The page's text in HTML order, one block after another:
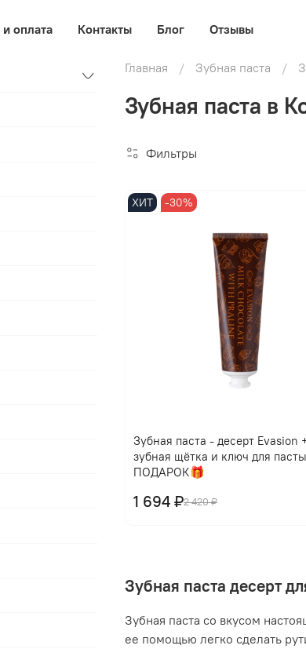
оплата Контакты Блог Отзывы
Главная Зубная паста
Зубная паста в
Фильтры
ХИТ -30%
Зубная паста - десерт Evasion
зубная щётка и ключ для
ПОДАРОК🎁
2 420 ₽
1 694 ₽
В корзину
Зубная паста десерт
Зубная паста со вкусом
ее помощью легко сделать